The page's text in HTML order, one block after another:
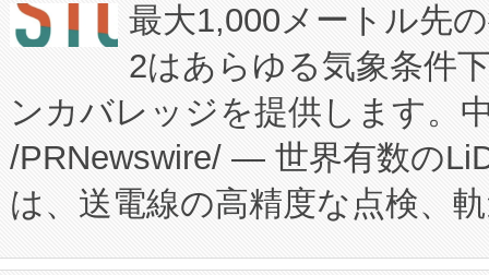
患者にとっての費用負担を大
のアクセスを大幅に拡大する
Fully-Connected Continuous
プログラムには、施設設計・
に関する技術移転および知的
構造化トレーニングカリキュ
President原信平）と、エンタ
ードするVoltaiqは、日本にあ
ーエネルギー貯蔵システム（
た。 Voltaiq独自のAI搭載プラ
定、統合、導入、運用に至る
安全性を追跡し、確保する事
最大1,000メートル先
2はあらゆる気象条件
ンカバレッジを提供します。
/PRNewswire/ — 世界有数の
は、送電線の高精度な点検、
や穀物倉庫におけるバルク材